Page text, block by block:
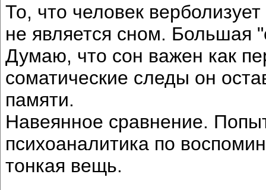
То, что человек
не является сном. Большая
Думаю, что сон важен как
соматические следы он
памяти.
Навеянное сравнение.
психоаналитика по
тонкая вещь.